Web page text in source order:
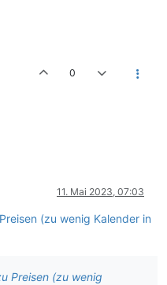
0
11. Mai 2023, 07:03
(zu wenig Kalender in
Preisen (zu wenig